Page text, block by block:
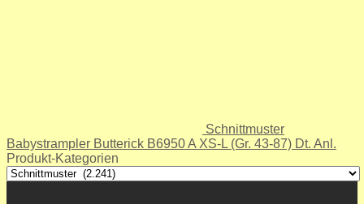
Schnittmuster
Babystrampler Butterick B6950 A XS-L (Gr. 43-87) Dt. Anl.
Produkt-Kategorien